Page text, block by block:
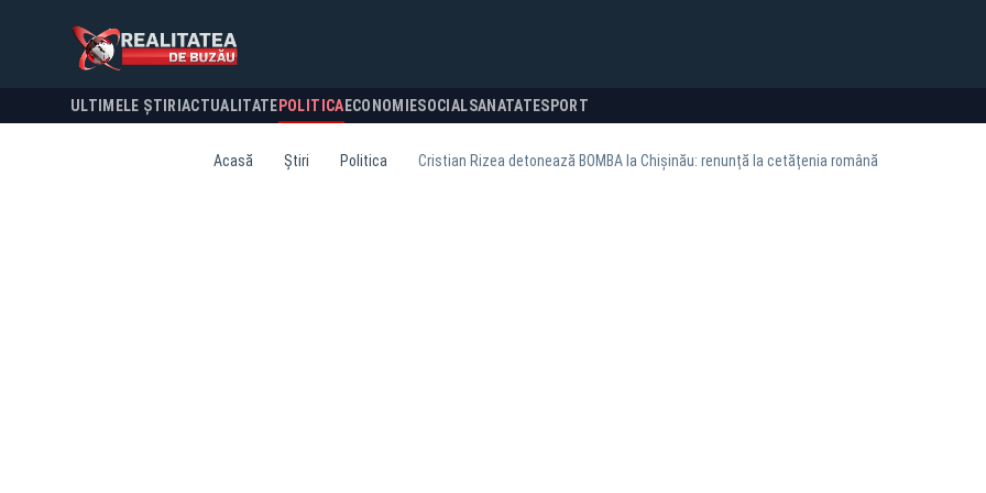
ULTIMELE ȘTIRI ACTUALITATE POLITICA ECONOMIESOCIALSANATATESPORT
Acasă Știri Politica Cristian Rizea detonează BOMBA la Chișinău: renunță la cetățenia română